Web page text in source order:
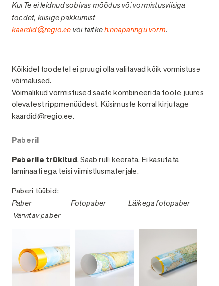
Kui Te ei leidnud sobivas mõõdus või vormistusviisiga
toodet, küsige pakkumist
kaardid@regio.ee või täitkehinnapäringu vorm.
Viimistlused
Kõikidel toodetel ei pruugi olla valitavad kõik vormistuse
võimalused.
Võimalikud vormistused saate kombineerida toote juures
olevatest rippmenüüdest. Küsimuste korral kirjutage
kaardid@regio.ee.
Paberil
Paberile trükitud. Saab rulli keerata. Ei kasutata
laminaati ega teisi viimistlusmaterjale.
Paberi tüübid:
Paber Fotopaber
Läikega fotopaber
Värvitav paber